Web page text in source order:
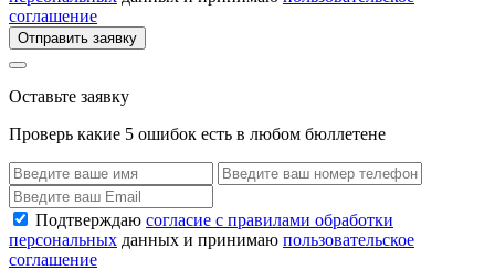
соглашение
Отправить заявку
Оставьте заявку
Проверь какие 5 ошибок есть в любом бюллетене
Подтверждаю согласие с правилами обработки
персональных данных и принимаю пользовательское
соглашение